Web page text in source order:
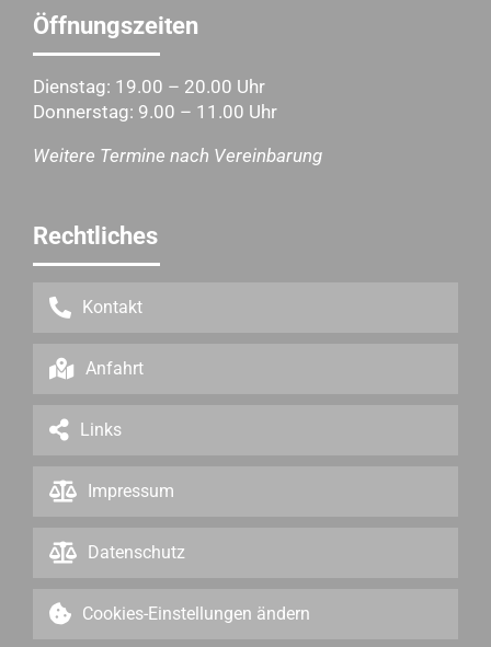
Öffnungszeiten
Dienstag: 19.00 – 20.00 Uhr
Donnerstag: 9.00 – 11.00 Uhr
Weitere Termine nach Vereinbarung
Rechtliches
Kontakt
Anfahrt
Links
Impressum
Datenschutz
Cookies-Einstellungen ändern